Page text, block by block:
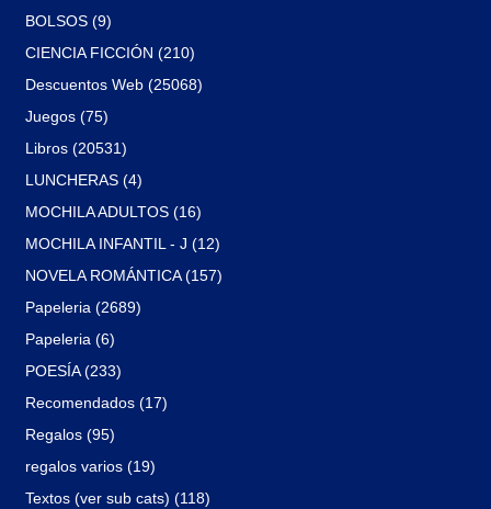
BOLSOS (9)
CIENCIA FICCIÓN (210)
Descuentos Web (25068)
Juegos (75)
Libros (20531)
LUNCHERAS (4)
MOCHILA ADULTOS (16)
MOCHILA INFANTIL - J (12)
NOVELA ROMÁNTICA (157)
Papeleria (2689)
Papeleria (6)
POESÍA (233)
Recomendados (17)
Regalos (95)
regalos varios (19)
Textos (ver sub cats) (118)